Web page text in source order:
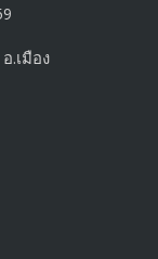
.เมือง